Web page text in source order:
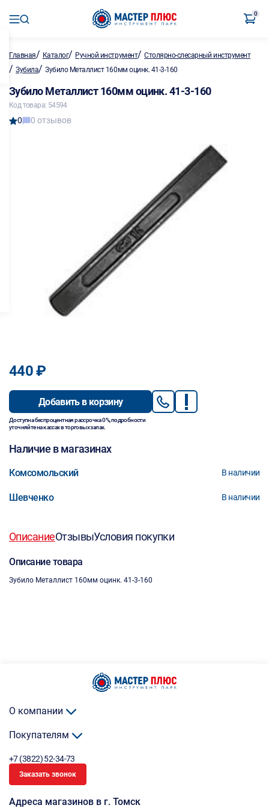
0
Главная/ Каталог/ Ручной инструмент/Столярно-слесарный инструмент
/ Зубила/Зубило Металлист 160мм оцинк. 41-3-160
Зубило Металлист 160мм оцинк. 41-3-160
Код товара: 54594
0 0 отзывов
440 ₽
Добавить в корзину
Доступна беспроцентная рассрочка 0%, подробности
уточняйте на кассах в торговых залах.
Наличие в магазинах
Комсомольский В наличии
Шевченко В наличии
ОписаниеОтзывыУсловия покупки
Описание товара
Зубило Металлист 160мм оцинк. 41-3-160
О компании
Покупателям
+7 (3822) 52-34-73
Заказать звонок
Адреса магазинов в г. Томск